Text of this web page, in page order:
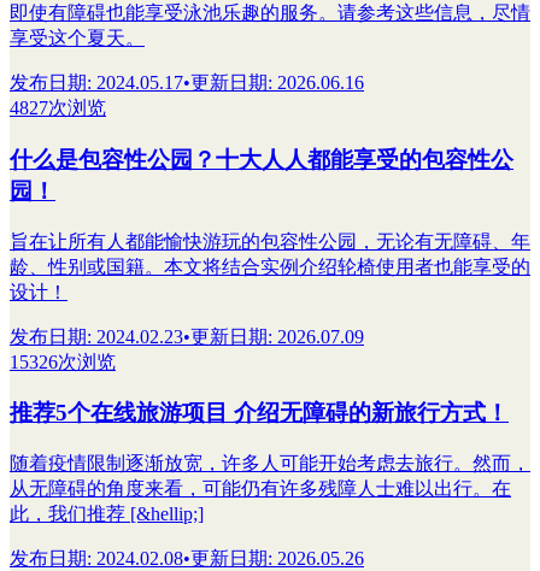
即使有障碍也能享受泳池乐趣的服务。请参考这些信息，尽情
享受这个夏天。
发布日期: 2024.05.17•更新日期: 2026.06.16
4827次浏览
什么是包容性公园？十大人人都能享受的包容性公
园！
旨在让所有人都能愉快游玩的包容性公园，无论有无障碍、年
龄、性别或国籍。本文将结合实例介绍轮椅使用者也能享受的
设计！
发布日期: 2024.02.23•更新日期: 2026.07.09
15326次浏览
推荐5个在线旅游项目 介绍无障碍的新旅行方式！
随着疫情限制逐渐放宽，许多人可能开始考虑去旅行。然而，
从无障碍的角度来看，可能仍有许多残障人士难以出行。在
此，我们推荐 [&hellip;]
发布日期: 2024.02.08•更新日期: 2026.05.26